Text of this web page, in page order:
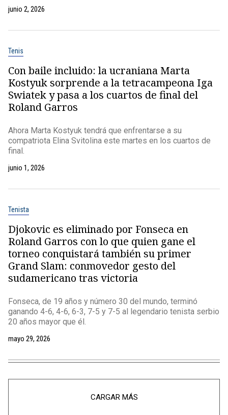
junio 2, 2026
Tenis
Con baile incluido: la ucraniana Marta
Kostyuk sorprende a la tetracampeona Iga
Swiatek y pasa a los cuartos de final del
Roland Garros
Ahora Marta Kostyuk tendrá que enfrentarse a su
compatriota Elina Svitolina este martes en los cuartos de
final.
junio 1, 2026
Tenista
Djokovic es eliminado por Fonseca en
Roland Garros con lo que quien gane el
torneo conquistará también su primer
Grand Slam: conmovedor gesto del
sudamericano tras victoria
Fonseca, de 19 años y número 30 del mundo, terminó
ganando 4-6, 4-6, 6-3, 7-5 y 7-5 al legendario tenista serbio
20 años mayor que él.
mayo 29, 2026
CARGAR MÁS